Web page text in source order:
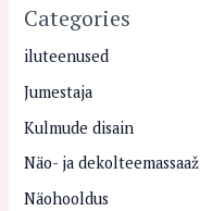
Categories
iluteenused
Jumestaja
Kulmude disain
Näo- ja dekolteemassaaž
Näohooldus